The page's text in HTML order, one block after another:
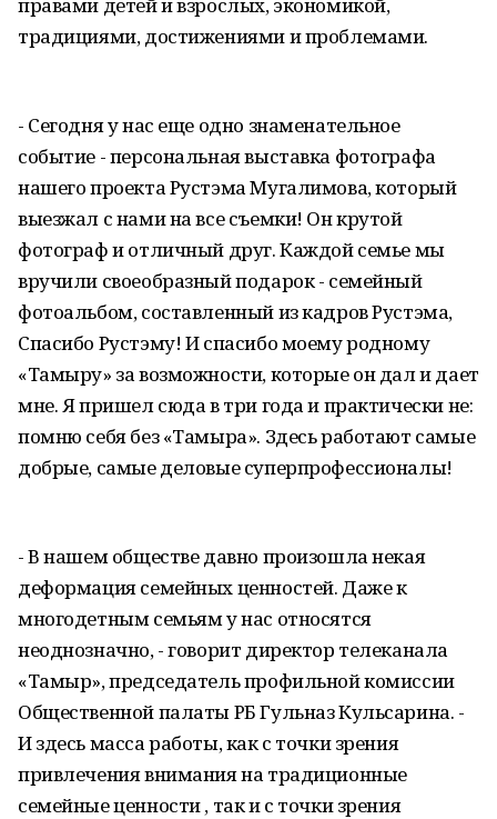
традициями, достижениями и проблемами.
- Сегодня у нас еще одно знаменательное
событие - персональная выставка фотографа
нашего проекта Рустэма Мугалимова, который
выезжал с нами на все съемки! Он крутой
фотограф и отличный друг. Каждой семье мы
вручили своеобразный подарок - семейный
фотоальбом, составленный из кадров Рустэма,
Спасибо Рустэму! И спасибо моему родному
«Тамыру» за возможности, которые он дал и дает
мне. Я пришел сюда в три года и практически не:
помню себя без «Тамыра». Здесь работают самые
добрые, самые деловые суперпрофессионалы!
- В нашем обществе давно произошла некая
деформация семейных ценностей. Даже к
многодетным семьям у нас относятся
неоднозначно, - говорит директор телеканала
«Тамыр», председатель профильной комиссии
Общественной палаты РБ Гульназ Кульсарина. -
И здесь масса работы, как с точки зрения
привлечения внимания на традиционные
семейные ценности , так и с точки зрения